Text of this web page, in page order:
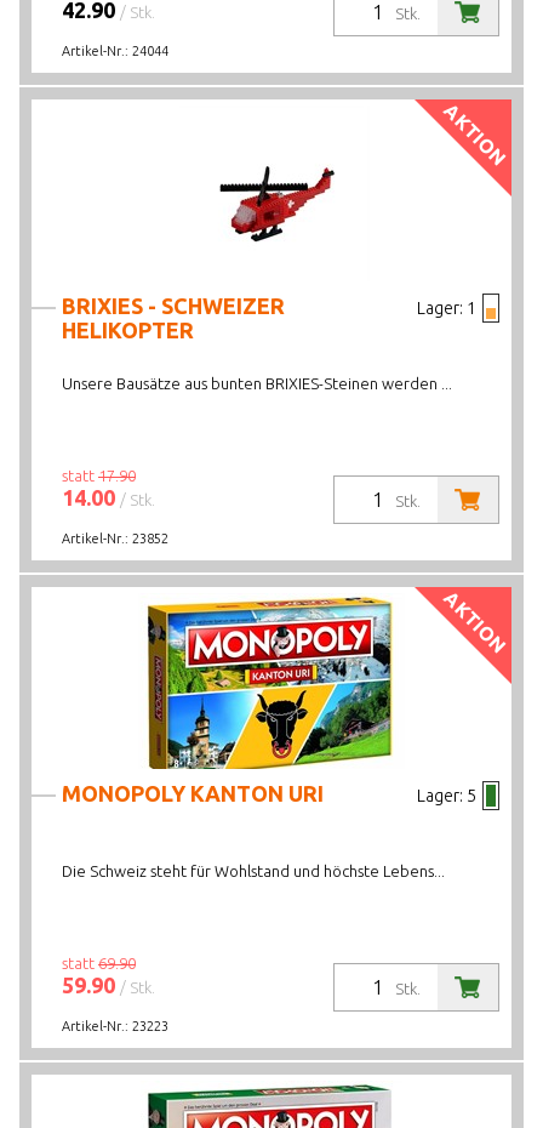
Stk.
42.90 / Stk.
Artikel-Nr.: 24044
AKTION
Lager: 1
BRIXIES - SCHWEIZER
HELIKOPTER
Unsere Bausätze aus bunten BRIXIES-Steinen werden ...
Stk.
statt 17.90
14.00 / Stk.
Artikel-Nr.: 23852
AKTION
Lager: 5
MONOPOLY KANTON URI
Die Schweiz steht für Wohlstand und höchste Lebens...
Stk.
statt 69.90
59.90 / Stk.
Artikel-Nr.: 23223